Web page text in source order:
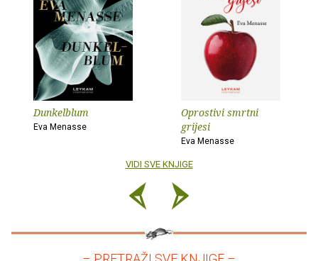
Dunkelblum
Eva Menasse
Oprostivi smrtni
grijesi
Eva Menasse
VIDI SVE KNJIGE